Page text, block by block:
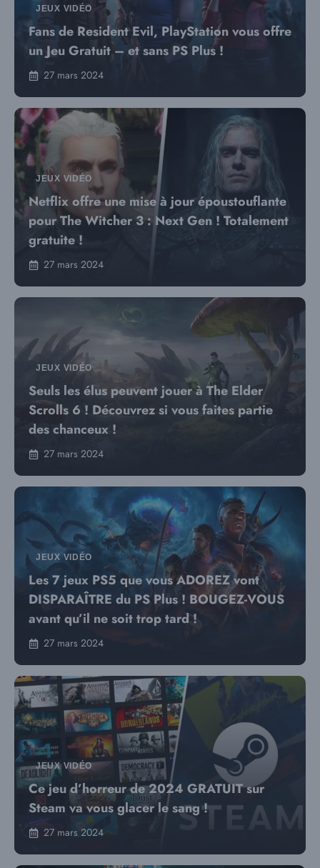
JEUX VIDÉO
Fans de Resident Evil, PlayStation vous offre
un Jeu Gratuit – et sans PS Plus !
27 mars 2024
JEUX VIDÉO
Netflix offre une mise à jour époustouflante
pour The Witcher 3 : Next Gen ! Totalement
gratuite !
27 mars 2024
JEUX VIDÉO
Seuls les élus peuvent jouer à The Elder
Scrolls 6 ! Découvrez si vous faites partie
des chanceux !
27 mars 2024
JEUX VIDÉO
Les 7 jeux PS5 que vous ADOREZ vont
DISPARAÎTRE du PS Plus ! BOUGEZ-VOUS
avant qu’il ne soit trop tard !
27 mars 2024
JEUX VIDÉO
Ce jeu d’horreur de 2024 GRATUIT sur
Steam va vous glacer le sang !
27 mars 2024